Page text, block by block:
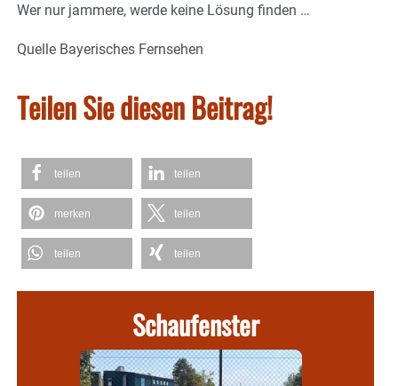
Wer nur jammere, werde keine Lösung finden …
Quelle Bayerisches Fernsehen
Teilen Sie diesen Beitrag!
teilen teilen
merken teilen
teilen teilen
Schaufenster